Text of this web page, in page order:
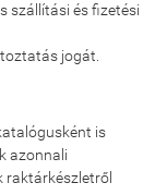
szállítási és fizetési
jogát.
is
azonnali
raktárkészletről